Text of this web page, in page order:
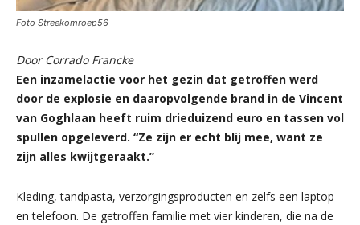
Foto Streekomroep56
Door Corrado Francke
Een inzamelactie voor het gezin dat getroffen werd
door de explosie en daaropvolgende brand in de Vincent
van Goghlaan heeft ruim drieduizend euro en tassen vol
spullen opgeleverd. “Ze zijn er echt blij mee, want ze
zijn alles kwijtgeraakt.”
Kleding, tandpasta, verzorgingsproducten en zelfs een laptop
en telefoon. De getroffen familie met vier kinderen, die na de